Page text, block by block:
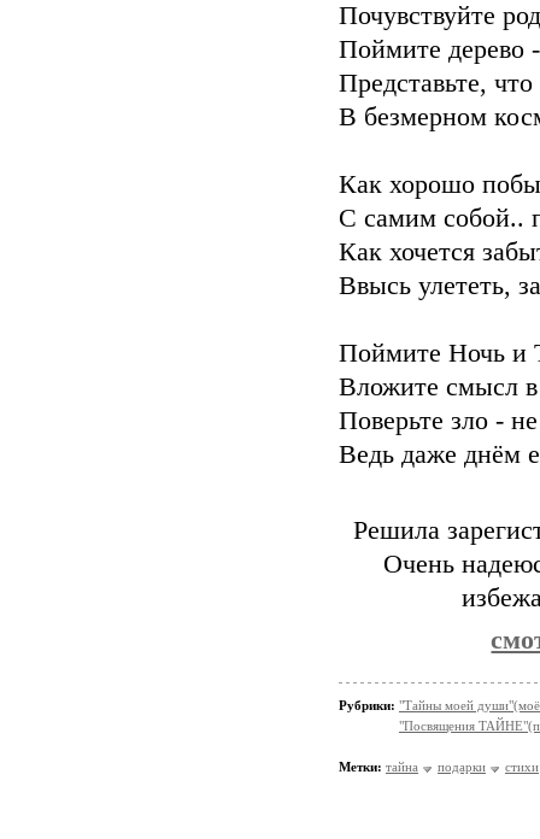
Почувствуйте
Поймите дерево
Представьте,
В безмерном
Как хорошо
С самим собой..
Как хочется
Ввысь улететь,
Поймите Ночь и
Вложите смысл
Поверьте зло -
Ведь даже днём
Решила
Очень
Рубрики: "Тайны моей души"(моё
"Посвящения
Метки: тайна подарки стихи